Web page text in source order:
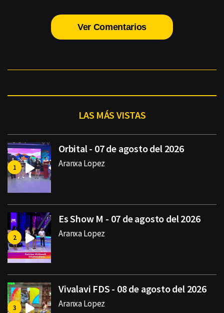
Ver Comentarios
LAS MÁS VISTAS
Orbital - 07 de agosto del 2026
Aranxa Lopez
Es Show M - 07 de agosto del 2026
Aranxa Lopez
Vivalavi FDS - 08 de agosto del 2026
Aranxa Lopez